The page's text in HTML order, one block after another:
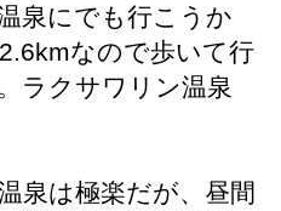
泉にでも行こうか
なので歩いて行
ラクサワリン温泉
泉は極楽だが、昼間